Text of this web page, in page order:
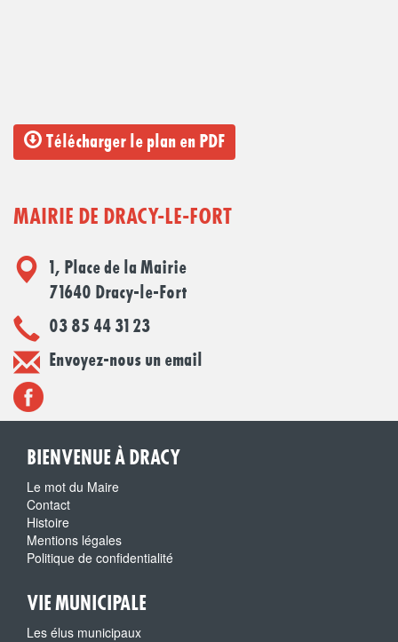
Télécharger le plan en PDF
MAIRIE DE DRACY-LE-FORT
1, Place de la Mairie
71640 Dracy-le-Fort
03 85 44 31 23
Envoyez-nous un email
BIENVENUE À DRACY
Le mot du Maire
Contact
Histoire
Mentions légales
Politique de confidentialité
VIE MUNICIPALE
Les élus municipaux